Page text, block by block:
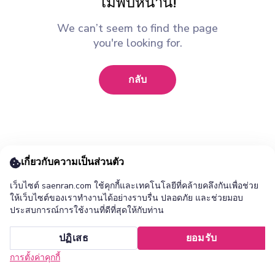
We can’t seem to find the page
you're looking for.
กลับ
หน้าแรก
ยกเลิก ติดตั้ง
เกี่ยวกับความเป็นส่วนตัว
เว็บไซต์ saenran.com ใช้คุกกี้และเทคโนโลยีที่คล้ายคลึงกันเพื่อช่วย
ให้เว็บไซต์ของเราทำงานได้อย่างราบรื่น ปลอดภัย และช่วยมอบ
ประสบการณ์การใช้งานที่ดีที่สุดให้กับท่าน
ปฏิเสธ ยอมรับ
การตั้งค่าคุกกี้